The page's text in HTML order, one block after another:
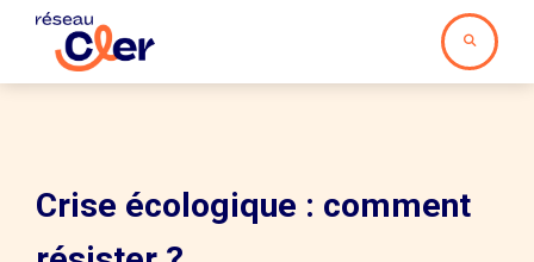
Crise écologique : comment